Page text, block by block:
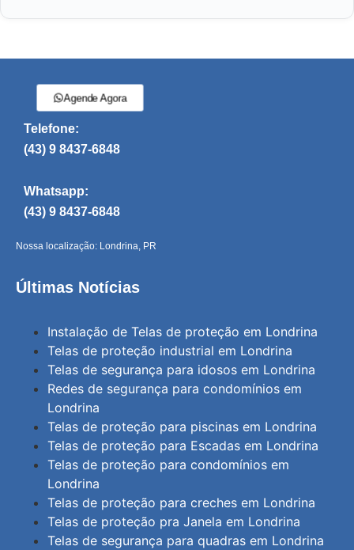
Agende Agora
Telefone:
(43) 9 8437-6848
Whatsapp:
(43) 9 8437-6848
Nossa localização: Londrina, PR
Últimas Notícias
Instalação de Telas de proteção em Londrina
Telas de proteção industrial em Londrina
Telas de segurança para idosos em Londrina
Redes de segurança para condomínios em
Londrina
Telas de proteção para piscinas em Londrina
Telas de proteção para Escadas em Londrina
Telas de proteção para condomínios em
Londrina
Telas de proteção para creches em Londrina
Telas de proteção pra Janela em Londrina
Telas de segurança para quadras em Londrina